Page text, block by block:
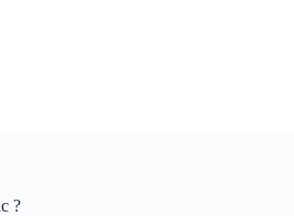
?